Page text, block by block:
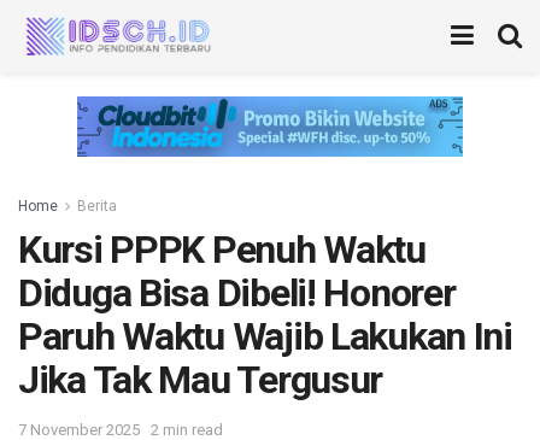
Home Berita
Kursi PPPK Penuh Waktu
Diduga Bisa Dibeli! Honorer
Paruh Waktu Wajib Lakukan Ini
Jika Tak Mau Tergusur
7 November 2025 2 min read